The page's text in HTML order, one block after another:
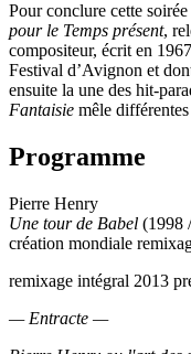
Pour conclure cette
pour le Temps présent,
compositeur, écrit en
Festival d’Avignon et
ensuite la une des hit-
Fantaisie mêle
Programme
Pierre Henry
Une tour de Babel (1998
création mondiale
remixage intégral 2013
— Entracte —